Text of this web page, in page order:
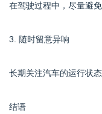
在驾驶过程中，尽量避
3. 随时留意异响
长期关注汽车的运行状
结语